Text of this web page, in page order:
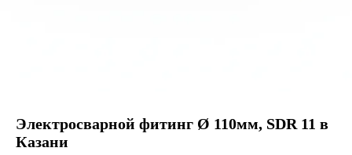
Электросварной фитинг Ø 110мм, SDR 11 в
Казани